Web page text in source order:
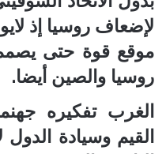
لإضعاف روسيا إذ
موقع قوة حتى
روسيا والصين أيضا.
الغرب تفكيره
القيم وسيادة الدول